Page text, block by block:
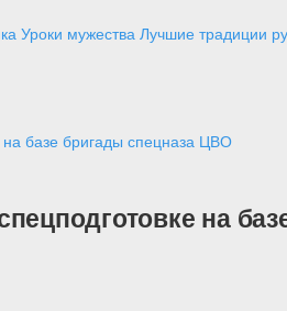
Уроки мужества Лучшие традиции
на базе бригады спецназа ЦВО
на